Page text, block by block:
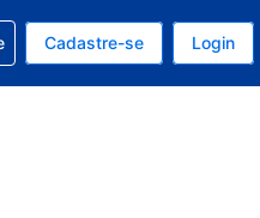
é: Real
idioma é: Português (Brasil)
Cadastre-se Login